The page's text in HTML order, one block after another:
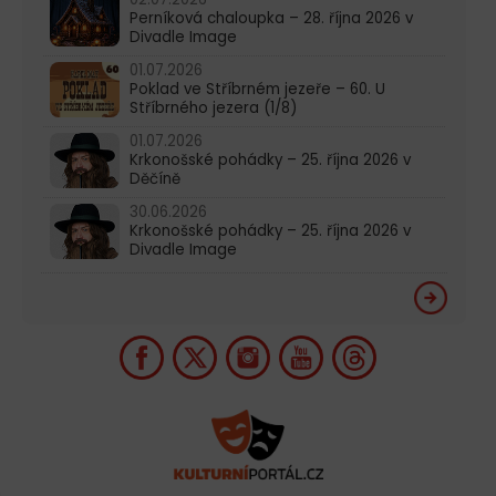
Perníková chaloupka – 28. října 2026 v
Divadle Image
01.07.2026
Poklad ve Stříbrném jezeře – 60. U
Stříbrného jezera (1/8)
01.07.2026
Krkonošské pohádky – 25. října 2026 v
Děčíně
30.06.2026
Krkonošské pohádky – 25. října 2026 v
Divadle Image